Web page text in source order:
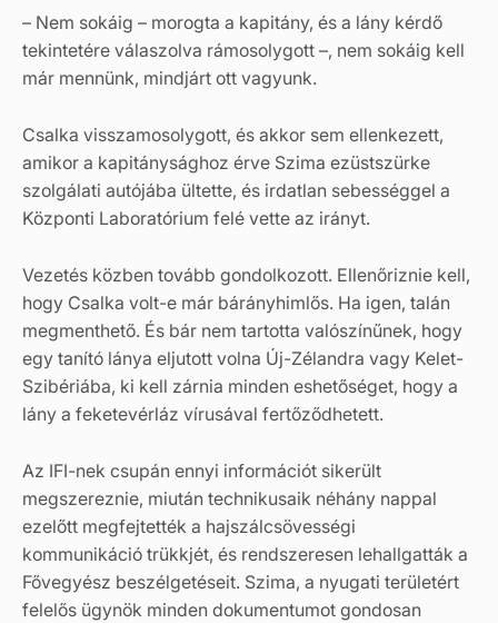
– Nem sokáig – morogta a kapitány, és a lány kérdő
tekintetére válaszolva rámosolygott –, nem sokáig kell
már mennünk, mindjárt ott vagyunk.
Csalka visszamosolygott, és akkor sem ellenkezett,
amikor a kapitánysághoz érve Szima ezüstszürke
szolgálati autójába ültette, és irdatlan sebességgel a
Központi Laboratórium felé vette az irányt.
Vezetés közben tovább gondolkozott. Ellenőriznie kell,
hogy Csalka volt-e már bárányhimlős. Ha igen, talán
megmenthető. És bár nem tartotta valószínűnek, hogy
egy tanító lánya eljutott volna Új-Zélandra vagy Kelet-
Szibériába, ki kell zárnia minden eshetőséget, hogy a
lány a feketevérláz vírusával fertőződhetett.
Az IFI-nek csupán ennyi információt sikerült
megszereznie, miután technikusaik néhány nappal
ezelőtt megfejtették a hajszálcsövességi
kommunikáció trükkjét, és rendszeresen lehallgatták a
Fővegyész beszélgetéseit. Szima, a nyugati területért
felelős ügynök minden dokumentumot gondosan